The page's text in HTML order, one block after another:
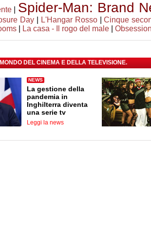
| Spider-Man: Brand
Day L'Hangar Rosso|Cinque
La casa - Il rogo del male
DEL CINEMA E DELLA TELEVISIONE.
NEWS
La gestione della
pandemia in
Inghilterra diventa
una serie tv
Leggi la news